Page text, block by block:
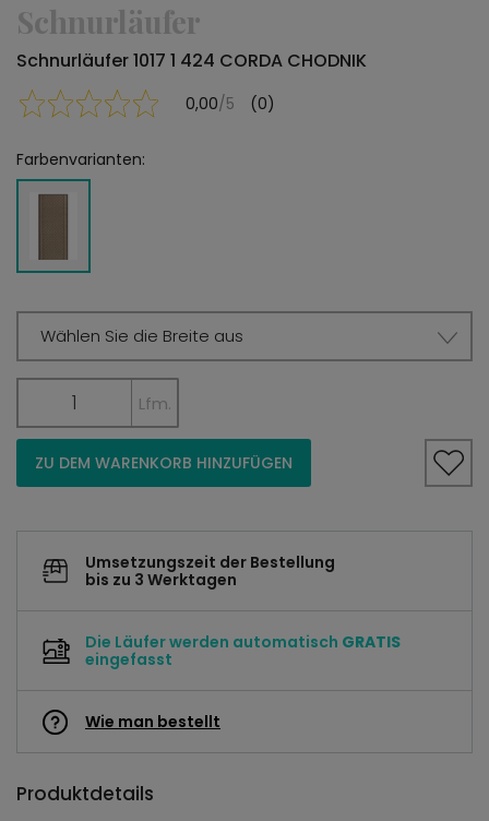
Schnurläufer
Schnurläufer 1017 1 424 CORDA CHODNIK
0,00/5 (0)
Farbenvarianten:
Wählen Sie die Breite aus
Lfm.
ZU DEM WARENKORB HINZUFÜGEN
Umsetzungszeit der Bestellung
bis zu 3 Werktagen
Die Läufer werden automatisch GRATIS
eingefasst
Wie man bestellt
Produktdetails